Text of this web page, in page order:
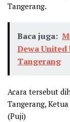
Tangerang.
Baca juga:
Dewa United
Tangerang
Acara tersebut
Tangerang,
(Puji)